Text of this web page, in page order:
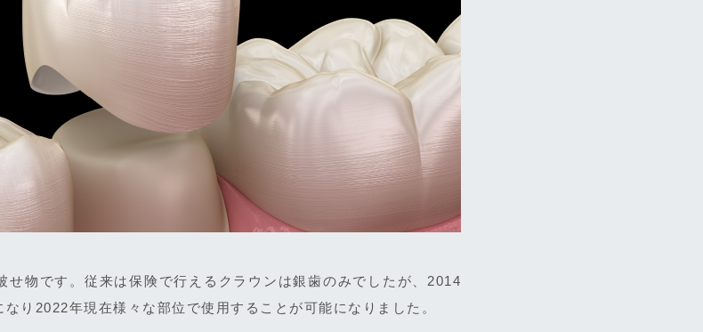
物です。従来は保険で行えるクラウンは銀歯のみでしたが、2014
り2022年現在様々な部位で使用することが可能になりました。